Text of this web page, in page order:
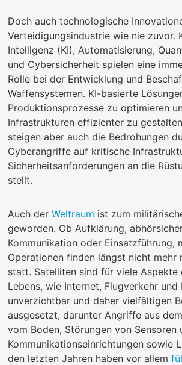
Doch auch technologische
Verteidigungsindustrie wie nie zuvor.
Intelligenz (KI), Automatisierung,
und Cybersicherheit spielen eine
Rolle bei der Entwicklung und
Waffensystemen. KI-basierte
Produktionsprozesse zu optimieren
Infrastrukturen effizienter zu
steigen aber auch die Bedrohungen
Cyberangriffe auf kritische
Sicherheitsanforderungen an die
stellt.
Auch derWeltraum ist zum
geworden. Ob Aufklärung,
Kommunikation oder Einsatzführung,
Operationen finden längst nicht mehr
statt. Satelliten sind für viele Aspekte
Lebens, wie Internet, Flugverkehr und
unverzichtbar und daher vielfältigen
ausgesetzt, darunter Angriffe aus
vom Boden, Störungen von Sensoren
Kommunikationseinrichtungen sowie
den letzten Jahren haben vor allem